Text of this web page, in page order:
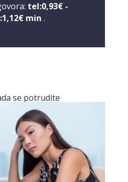
tel:0,93€ -
min .
se potrudite